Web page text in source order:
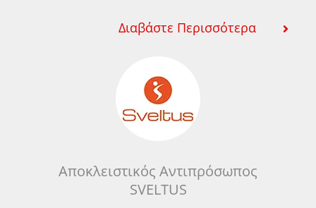
Διαβάστε Περισσότερα
Αποκλειστικός Αντιπρόσωπος
SVELTUS